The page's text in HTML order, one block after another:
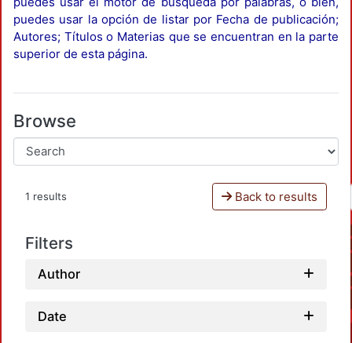
puedes usar la opción de listar por Fecha de publicación;
Autores; Títulos o Materias que se encuentran en la parte
superior de esta página.
Browse
1 results Back to results
Filters
Author
Date